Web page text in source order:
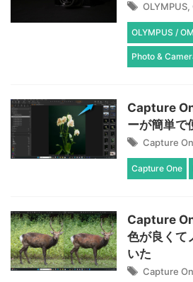
OLYMPUS,
OLYMPUS /
Photo &
Capture
ーが簡単で
Capture
Capture One
Capture
色が良くて
いた
Capture